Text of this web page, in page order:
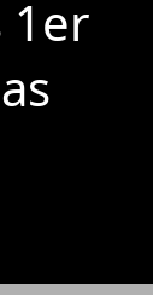
1er